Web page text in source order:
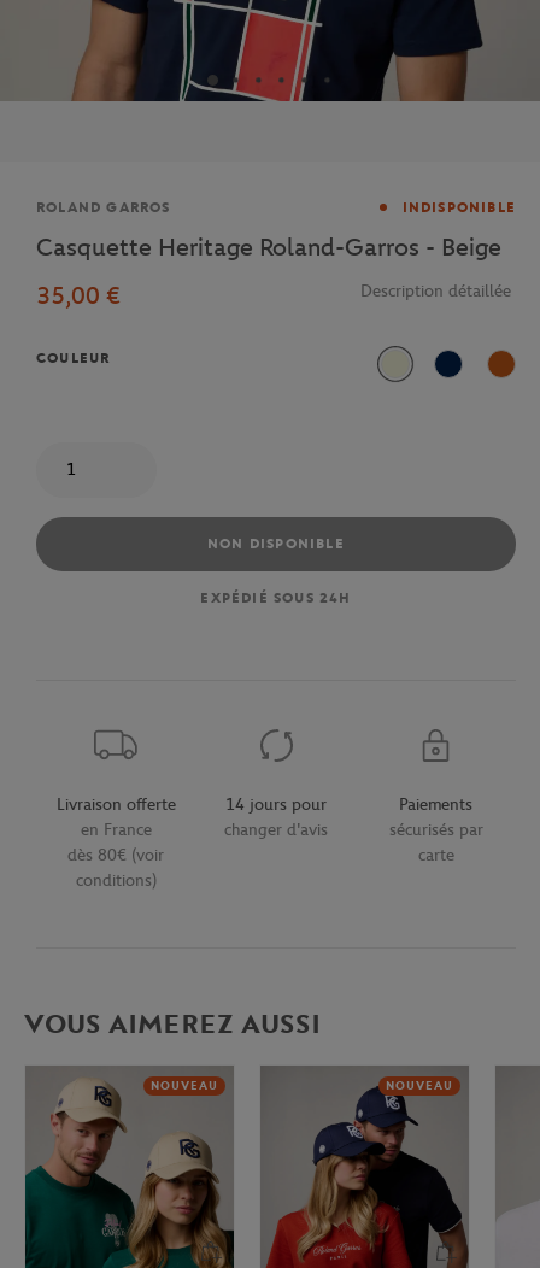
Marque
ROLAND GARROS INDISPONIBLE
Casquette Heritage Roland-Garros - Beige
35,00 €
Description détaillée
COULEUR
Beige Marine
NON DISPONIBLE
EXPÉDIÉ SOUS 24H
Livraison offerte
en France
dès 80€ (voir
conditions)
14 jours pour
changer d'avis
Paiements
sécurisés par
carte
VOUS AIMEREZ AUSSI
NOUVEAU NOUVEAU